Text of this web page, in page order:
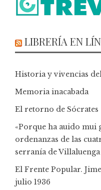
LIBRERÍA EN
Historia y vivencias
Memoria inacabada
El retorno de Sócrates
«Porque ha auido mui
ordenanzas de las
serranía de Villaluenga
El Frente Popular.
julio 1936